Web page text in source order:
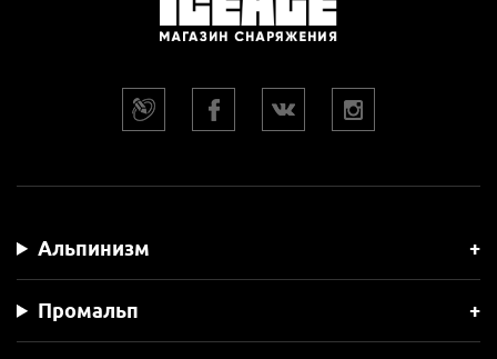
Альпинизм
Промальп